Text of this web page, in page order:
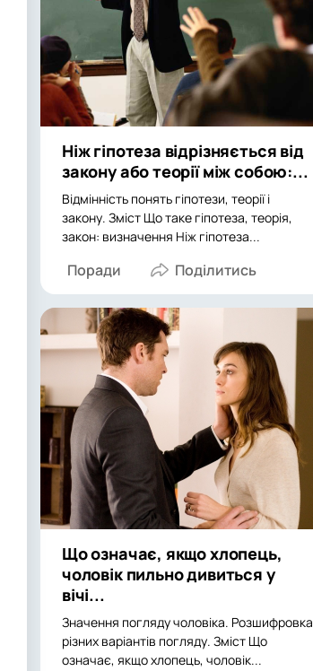
Ніж гіпотеза відрізняється від
закону або теорії між собою:...
Відмінність понять гіпотези, теорії і
закону. Зміст Що таке гіпотеза, теорія,
закон: визначення Ніж гіпотеза...
Поради
Що означає, якщо хлопець,
чоловік пильно дивиться у
вічі...
Значення погляду чоловіка. Розшифровка
різних варіантів погляду. Зміст Що
означає, якщо хлопець, чоловік...